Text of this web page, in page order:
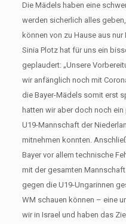
Die Mädels haben eine
werden sicherlich alles
können von zu Hause aus
Sinia Plotz hat für uns ein
geplaudert: „Unsere
wir anfänglich noch mit
die Bayer-Mädels somit erst
hatten wir aber doch noch
U19-Mannschaft der
mitnehmen konnten.
Bayer vor allem technische
mit der gesamten
gegen die U19-Ungarinnen
WM schauen können – eine
wir in Israel und haben das